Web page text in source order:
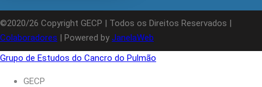
©2020/26 Copyright GECP | Todos os Direitos Reservados |
Colaboradores | Powered by JanelaWeb
Grupo de Estudos do Cancro do Pulmão
GECP